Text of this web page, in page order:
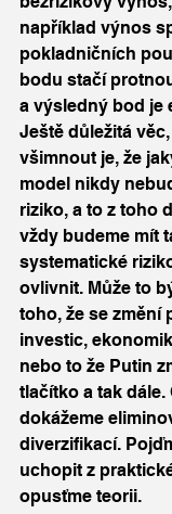
například výnos
pokladničních
bodu stačí
a výsledný bod je
Ještě důležitá
všimnout je, že
model nikdy
riziko, a to z toho
vždy budeme mít
systematické
ovlivnit. Může to
toho, že se změní
investic,
nebo to že Putin
tlačítko a tak dále.
dokážeme
diverzifikací.
uchopit z
opusťme teorii.